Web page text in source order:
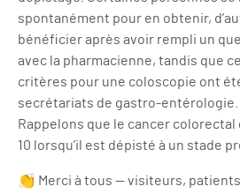
spontanément pour en obtenir,
bénéficier après avoir rempli un
avec la pharmacienne, tandis que
critères pour une coloscopie ont
secrétariats de gastro-entérologie.
Rappelons que le cancer colorectal
10 lorsqu’il est dépisté à un stade
👏 Merci à tous — visiteurs,